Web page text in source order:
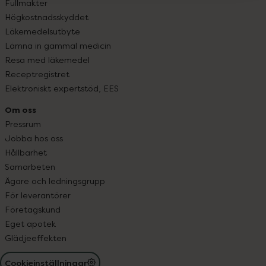
Fullmakter
Högkostnadsskyddet
Läkemedelsutbyte
Lämna in gammal medicin
Resa med läkemedel
Receptregistret
Elektroniskt expertstöd, EES
Om oss
Pressrum
Jobba hos oss
Hållbarhet
Samarbeten
Ägare och ledningsgrupp
För leverantörer
Företagskund
Eget apotek
Glädjeeffekten
Cookieinställningar